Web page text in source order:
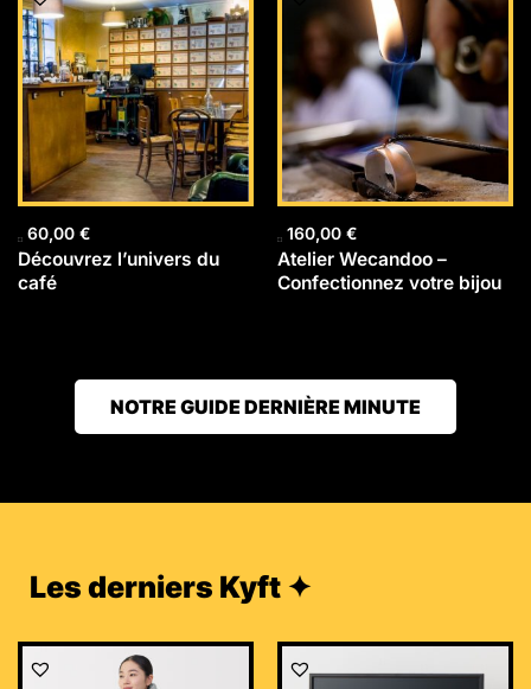
60,00 €
Découvrez l’univers du
café
160,00 €
Atelier Wecandoo –
Confectionnez votre bijou
NOTRE GUIDE DERNIÈRE MINUTE
Les derniers Kyft ✦